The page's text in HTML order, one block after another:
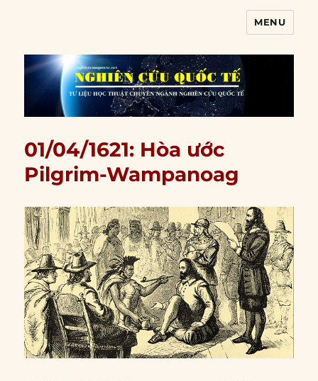
MENU
01/04/1621: Hòa ước
Pilgrim-Wampanoag